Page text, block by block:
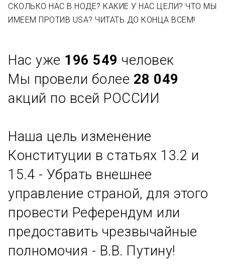
СКОЛЬКО НАС В НОДЕ? КАКИЕ У НАС ЦЕЛИ? ЧТО МЫ
ИМЕЕМ ПРОТИВ USA? ЧИТАТЬ ДО КОНЦА ВСЕМ!
Нас уже 196 549 человек
Мы провели более 28 049
акций по всей РОССИИ
Наша цель изменение
Конституции в статьях 13.2 и
15.4 - Убрать внешнее
управление страной, для этого
провести Референдум или
предоставить чрезвычайные
полномочия - В.В. Путину!